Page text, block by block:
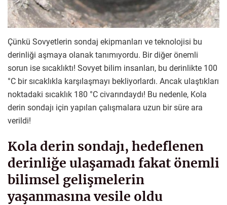
Çünkü Sovyetlerin sondaj ekipmanları ve teknolojisi bu
derinliği aşmaya olanak tanımıyordu. Bir diğer önemli
sorun ise sıcaklıktı! Sovyet bilim insanları, bu derinlikte 100
°C bir sıcaklıkla karşılaşmayı bekliyorlardı. Ancak ulaştıkları
noktadaki sıcaklık 180 °C civarındaydı! Bu nedenle, Kola
derin sondajı için yapılan çalışmalara uzun bir süre ara
verildi!
Kola derin sondajı, hedeflenen
derinliğe ulaşamadı fakat önemli
bilimsel gelişmelerin
yaşanmasına vesile oldu